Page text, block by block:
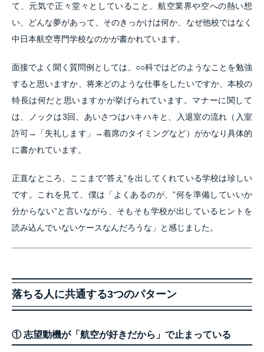
て、元気で正々堂々としていること、航空業界や空への熱い想
い、どんな夢があって、そのきっかけは何か、なぜ他校ではなく
中日本航空専門学校なのかが書かれています。
面接でよく聞く質問例としては、○○科ではどのようなことを勉強
すると思いますか、将来どのような仕事をしたいですか、本校の
特長は何だと思いますかが挙げられています。マナーに関して
は、ノックは3回、あいさつはハキハキと、入退室の流れ（入室
許可→「失礼します」→着席のタイミングなど）がかなり具体的
に書かれています。
正直なところ、ここまで”答え”を出してくれている学校は珍しい
です。これを見て、僕は「よくあるのが、”何を準備していいか
分からない”と言いながら、そもそも学校が出しているヒントを
読み込んでいないケースなんだろうな」と感じました。
落ちる人に共通する3つのパターン
① 志望動機が「航空が好きだから」で止まっている